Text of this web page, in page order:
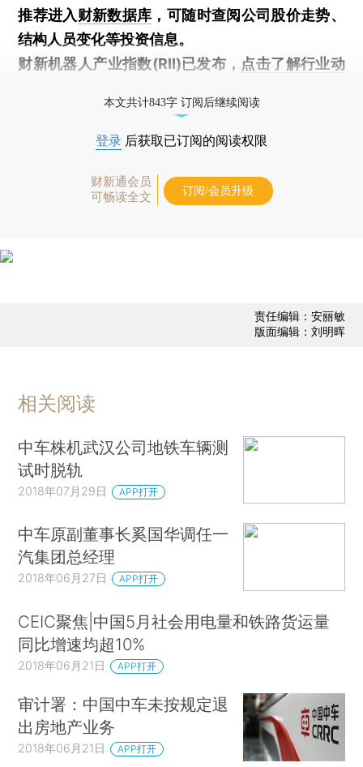
推荐进入财新数据库 ，可随时查阅公司股价走势、
结构人员变化等投资信息。
财新机器人产业指数(RII)已发布， 点击了解行业动
本文共计843字 订阅后继续阅读
登录 后获取已订阅的阅读权限
财新通会员
可畅读全文
订阅/会员升级
责任编辑：安丽敏
版面编辑：刘明晖
相关阅读
中车株机武汉公司地铁车辆测
试时脱轨
2018年07月29日 APP打开
中车原副董事长奚国华调任一
汽集团总经理
2018年06月27日 APP打开
CEIC聚焦|中国5月社会用电量和铁路货运量
同比增速均超10%
2018年06月21日 APP打开
审计署：中国中车未按规定退
出房地产业务
2018年06月21日 APP打开